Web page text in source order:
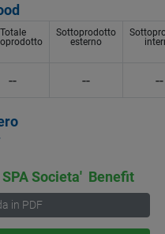
Totale
Sottoprodotto
esterno
-- -- --
SPA Societa' Benefit
in PDF